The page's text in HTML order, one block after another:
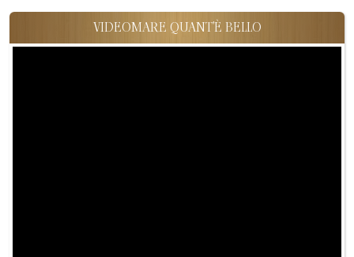
VIDEOMARE QUANT'È BELLO